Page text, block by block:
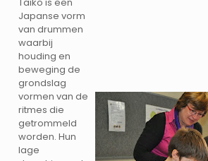
Taiko is een
Japanse vorm
van drummen
waarbij
houding en
beweging de
grondslag
vormen van de
ritmes die
getrommeld
worden. Hun
lage